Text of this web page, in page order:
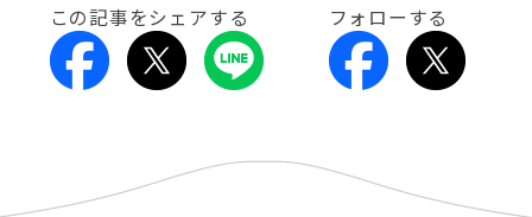
この記事をシェアする フォローする